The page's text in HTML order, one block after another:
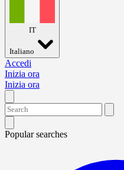
IT
Italiano
Accedi
Inizia ora
Inizia ora
Popular searches